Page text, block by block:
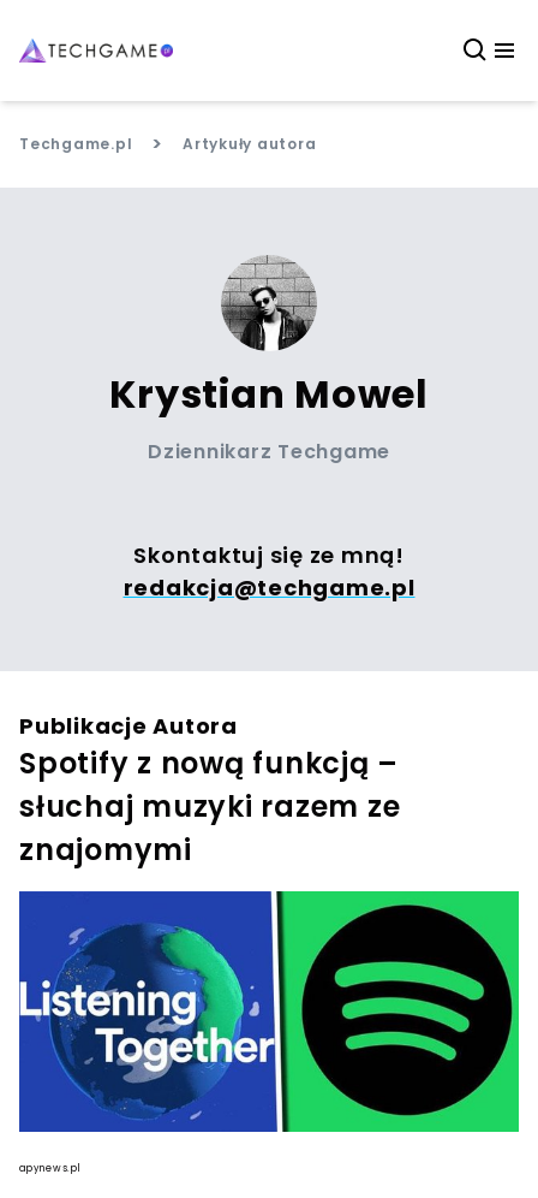
Techgame.pl > Artykuły autora
Krystian Mowel
Dziennikarz Techgame
Skontaktuj się ze mną!
redakcja@techgame.pl
Publikacje Autora
Spotify z nową funkcją –
słuchaj muzyki razem ze
znajomymi
apynews.pl